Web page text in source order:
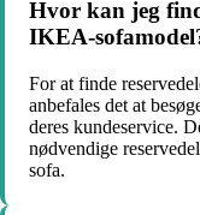
Hvor kan jeg
IKEA-
For at finde
anbefales det at
deres kundeservice.
nødvendige
sofa.